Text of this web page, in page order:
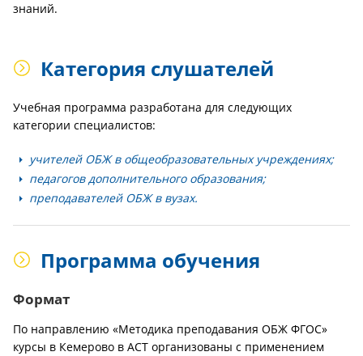
знаний.
Категория слушателей
Учебная программа разработана для следующих
категории специалистов:
учителей ОБЖ в общеобразовательных учреждениях;
педагогов дополнительного образования;
преподавателей ОБЖ в вузах.
Программа обучения
Формат
По направлению «Методика преподавания ОБЖ ФГОС»
курсы в Кемерово в АСТ организованы с применением